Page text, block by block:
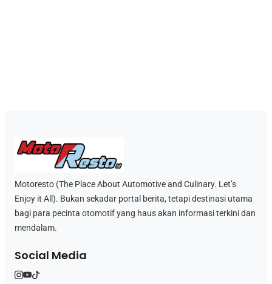
Motoresto (The Place About Automotive and Culinary. Let’s
Enjoy it All). Bukan sekadar portal berita, tetapi destinasi utama
bagi para pecinta otomotif yang haus akan informasi terkini dan
mendalam.
Social Media